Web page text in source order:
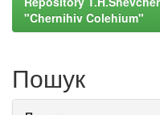
"Chernihiv Colehium"
Пошук